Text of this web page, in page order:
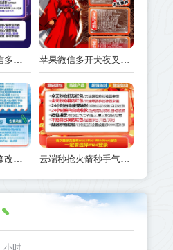
安卓小恶魔_微信多开分身克隆朋友圈自动跟圈_安卓小恶魔官网 苹果微信多开犬夜叉_兑换码如何在TF里下载激活-犬夜叉传可以多开几个
苹果多开二宝_修改步数版本-支持修改桌面logo和名字 云端秒抢火箭秒手气最佳提示-自动秒抢好友红包-抢群聊红包-接收转账-抢包后自动@发包人
小时